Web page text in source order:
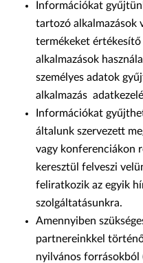
Információkat
tartozó alkalmazások
termékeket
alkalmazások
személyes adatok
alkalmazás
Információkat
általunk szervezett
vagy konferenciákon
keresztül felveszi
feliratkozik az egyik
szolgáltatásunkra.
Amennyiben
partnereinkkel
nyilvános forrásokból